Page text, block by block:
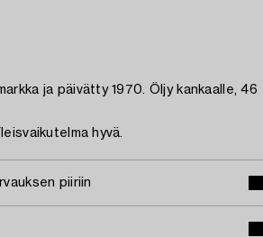
ja päivätty 1970. Öljy kankaalle, 46
hyvä.
piiriin